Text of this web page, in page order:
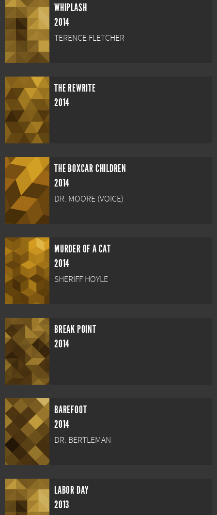
WHIPLASH
2014
TERENCE FLETCHER
THE REWRITE
2014
THE BOXCAR CHILDREN
2014
DR. MOORE (VOICE)
MURDER OF A CAT
2014
SHERIFF HOYLE
BREAK POINT
2014
BAREFOOT
2014
DR. BERTLEMAN
LABOR DAY
2013